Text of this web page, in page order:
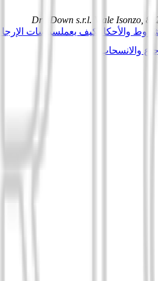
DrillDown s.r.l. Viale Isonzo,
والأحكام كيف يعملسياسات الإرجاع
والانسحاب